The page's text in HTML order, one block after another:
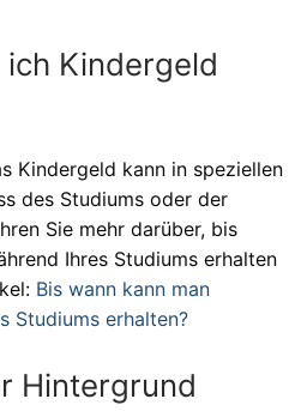
Kindergeld
Kindergeld kann in speziellen
des Studiums oder der
Sie mehr darüber, bis
Ihres Studiums erhalten
Bis wann kann man
Studiums erhalten?
Hintergrund